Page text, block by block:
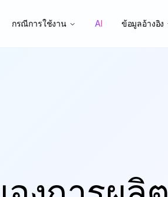
กรณีการใช้งาน AI ข้อมูลอ้างอิง